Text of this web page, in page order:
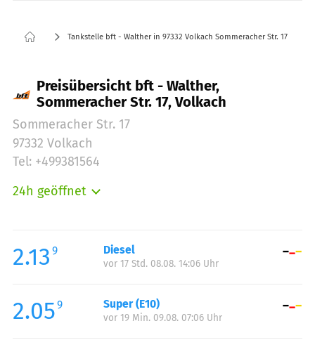
Tankstelle bft - Walther in 97332 Volkach Sommeracher Str. 17
Preisübersicht bft - Walther,
Sommeracher Str. 17, Volkach
Sommeracher Str. 17
97332 Volkach
Tel: +499381564
24h geöffnet
Mittwoch:
00:00-24:00
Donnerstag:
Samstag:
00:00-24:00
Sonntag:
2.13 9 Diesel
vor 17 Std. 08.08. 14:06 Uhr
2.059 Super (E10)
vor 19 Min. 09.08. 07:06 Uhr